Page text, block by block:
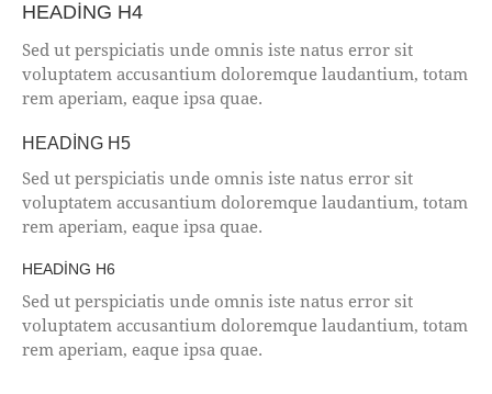
HEADING H4
Sed ut perspiciatis unde omnis iste natus error sit
voluptatem accusantium doloremque laudantium, totam
rem aperiam, eaque ipsa quae.
HEADING H5
Sed ut perspiciatis unde omnis iste natus error sit
voluptatem accusantium doloremque laudantium, totam
rem aperiam, eaque ipsa quae.
HEADING H6
Sed ut perspiciatis unde omnis iste natus error sit
voluptatem accusantium doloremque laudantium, totam
rem aperiam, eaque ipsa quae.